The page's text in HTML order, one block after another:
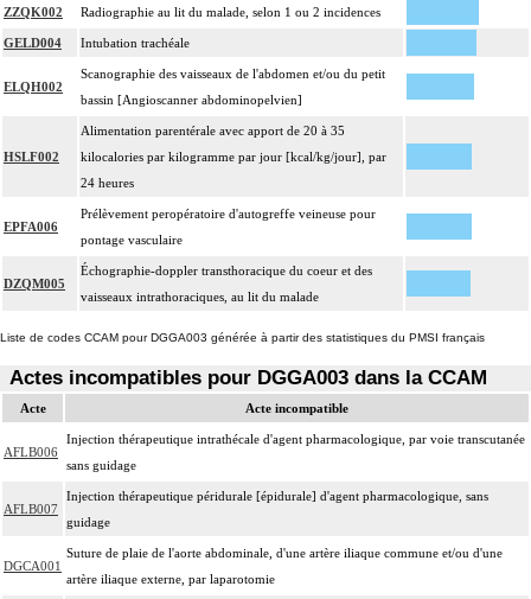
ZZQK002 Radiographie au lit du malade, selon 1 ou 2 incidences
GELD004 Intubation trachéale
ELQH002
Scanographie des vaisseaux de l'abdomen et/ou du petit
bassin [Angioscanner abdominopelvien]
HSLF002
Alimentation parentérale avec apport de 20 à 35
kilocalories par kilogramme par jour [kcal/kg/jour], par
24 heures
EPFA006
Prélèvement peropératoire d'autogreffe veineuse pour
pontage vasculaire
DZQM005
Échographie-doppler transthoracique du coeur et des
vaisseaux intrathoraciques, au lit du malade
Liste de codes CCAM pour DGGA003 générée à partir des statistiques du PMSI français
Actes incompatibles pour DGGA003 dans la CCAM
Acte Acte incompatible
AFLB006
Injection thérapeutique intrathécale d'agent pharmacologique, par voie transcutanée
sans guidage
AFLB007
Injection thérapeutique péridurale [épidurale] d'agent pharmacologique, sans
guidage
DGCA001
Suture de plaie de l'aorte abdominale, d'une artère iliaque commune et/ou d'une
artère iliaque externe, par laparotomie